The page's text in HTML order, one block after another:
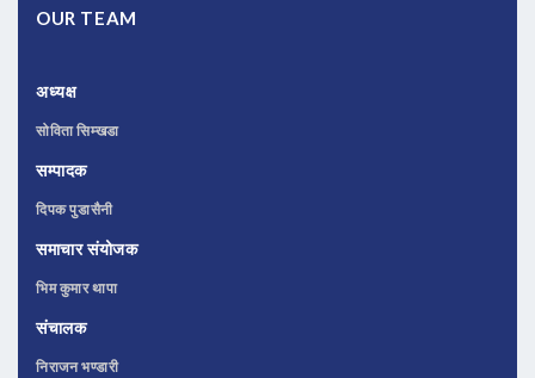
OUR TEAM
अध्यक्ष
सोविता सिम्खडा
सम्पादक
दिपक पुडासैनी
समाचार संयोजक
भिम कुमार थापा
संचालक
निराजन भण्डारी